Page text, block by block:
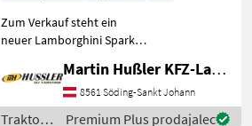
Zum Verkauf steht ein
neuer Lamborghini Spark
Vollausstattung! •
FARMotion 45
Vierzylindermotor •
Martin Hußler KFZ-Landtechnik
8561 Söding-Sankt Johann
Traktor /
Premium Plus prodajalec